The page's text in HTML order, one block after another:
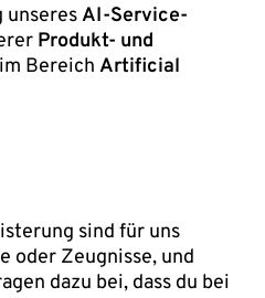
AI-Service-
Produkt- und
im Bereich Artificial
sind für uns
Zeugnisse, und
dazu bei, dass du bei